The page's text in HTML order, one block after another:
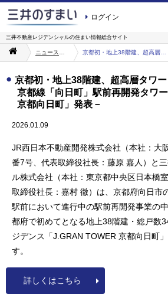
ログイン
三井不動産レジデンシャルの住まい情報総合サイト
京都初・地上38階建、超高層タワ
京都線「向日町」駅前再開発タワ
京都向日町」発表－
2026.01.09
JR西日本不動産開発株式会社（本社：大
番7号、代表取締役社長：藤原 嘉人）と
ル株式会社（本社：東京都中央区日本橋
取締役社長：嘉村 徹）は、京都府向日市
駅前において進行中の駅前再開発事業の
都府で初めてとなる地上38階建・総戸数
ジデンス「J.GRAN TOWER 京都向日町
す。
詳しくはこちら